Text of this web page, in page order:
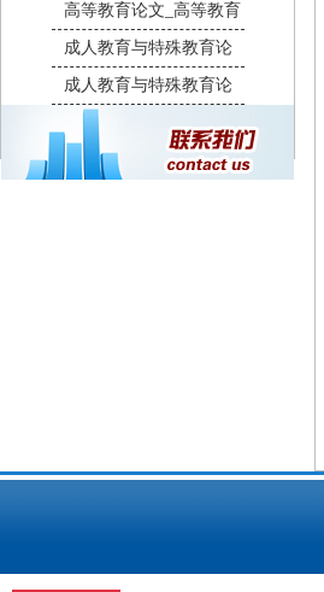
高等教育论文_高等教育
成人教育与特殊教育论
成人教育与特殊教育论